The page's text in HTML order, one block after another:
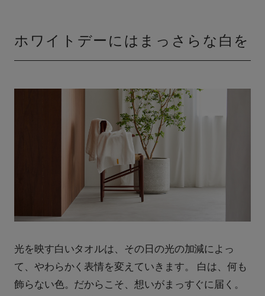
ホワイトデーにはまっさらな白を
光を映す白いタオルは、その日の光の加減によっ
て、やわらかく表情を変えていきます。 白は、何も
飾らない色。だからこそ、想いがまっすぐに届く。